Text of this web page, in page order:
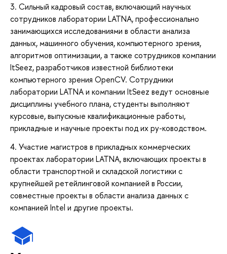
3. Сильный кадровый состав, включающий научных
сотрудников лаборатории LATNA, профессионально
занимающихся исследованиями в области анализа
данных, машинного обучения, компьютерного зрения,
алгоритмов оптимизации, а также сотрудников компании
ItSeez, разработчиков известной библиотеки
компьютерного зрения OpenCV. Сотрудники
лаборатории LATNA и компании ItSeez ведут основные
дисциплины учебного плана, студенты выполняют
курсовые, выпускные квалификационные работы,
прикладные и научные проекты под их ру-ководством.
4. Участие магистров в прикладных коммерческих
проектах лаборатории LATNA, включающих проекты в
области транспортной и складской логистики с
крупнейшей ретейлинговой компанией в России,
совместные проекты в области анализа данных с
компанией Intel и другие проекты.